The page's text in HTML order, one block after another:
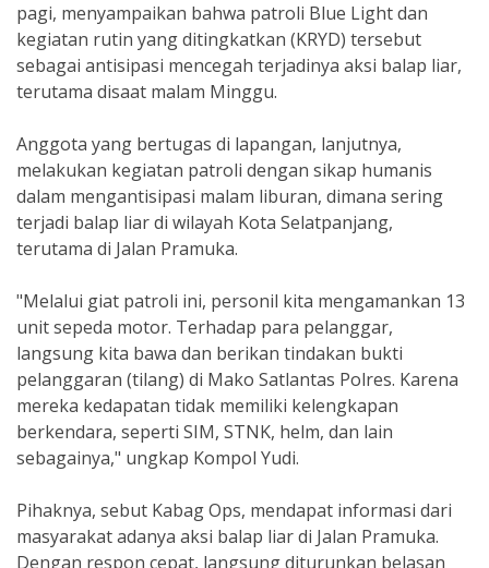
pagi, menyampaikan bahwa patroli Blue Light dan
kegiatan rutin yang ditingkatkan (KRYD) tersebut
sebagai antisipasi mencegah terjadinya aksi balap liar,
terutama disaat malam Minggu.
Anggota yang bertugas di lapangan, lanjutnya,
melakukan kegiatan patroli dengan sikap humanis
dalam mengantisipasi malam liburan, dimana sering
terjadi balap liar di wilayah Kota Selatpanjang,
terutama di Jalan Pramuka.
"Melalui giat patroli ini, personil kita mengamankan 13
unit sepeda motor. Terhadap para pelanggar,
langsung kita bawa dan berikan tindakan bukti
pelanggaran (tilang) di Mako Satlantas Polres. Karena
mereka kedapatan tidak memiliki kelengkapan
berkendara, seperti SIM, STNK, helm, dan lain
sebagainya," ungkap Kompol Yudi.
Pihaknya, sebut Kabag Ops, mendapat informasi dari
masyarakat adanya aksi balap liar di Jalan Pramuka.
Dengan respon cepat, langsung diturunkan belasan